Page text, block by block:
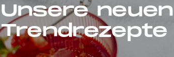
Unsere
Trendrezepte